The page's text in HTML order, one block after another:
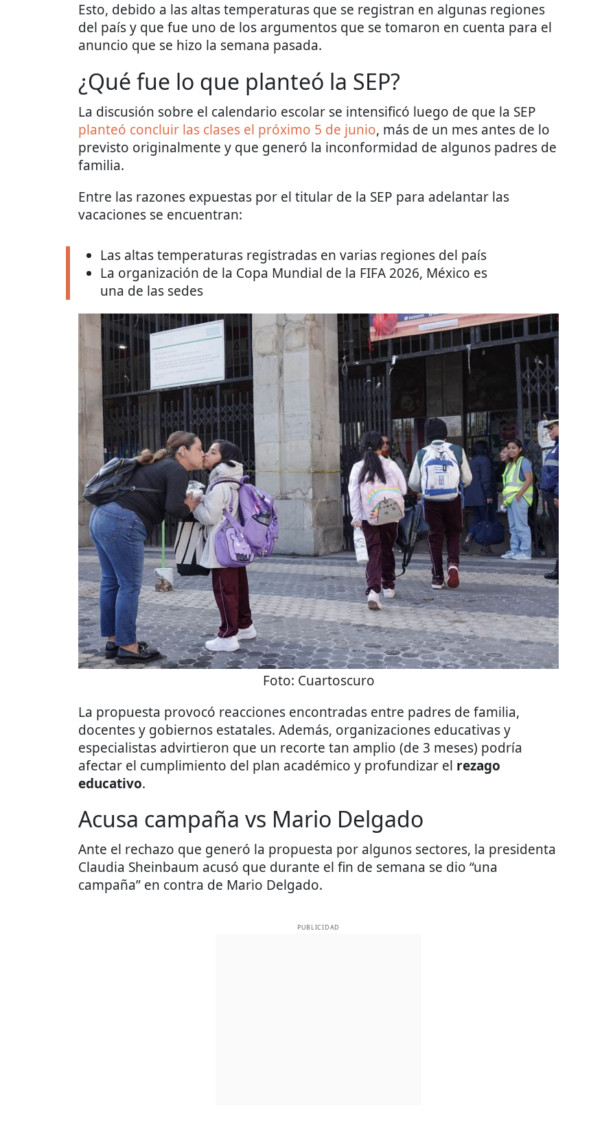
Esto, debido a las altas temperaturas que se registran en algunas regiones
del país y que fue uno de los argumentos que se tomaron en cuenta para el
anuncio que se hizo la semana pasada.
¿Qué fue lo que planteó la SEP?
La discusión sobre el calendario escolar se intensificó luego de que la SEP
planteó concluir las clases el próximo 5 de junio, más de un mes antes de lo
previsto originalmente y que generó la inconformidad de algunos padres de
familia.
Entre las razones expuestas por el titular de la SEP para adelantar las
vacaciones se encuentran:
Las altas temperaturas registradas en varias regiones del país
La organización de la Copa Mundial de la FIFA 2026, México es
una de las sedes
Foto: Cuartoscuro
La propuesta provocó reacciones encontradas entre padres de familia,
docentes y gobiernos estatales. Además, organizaciones educativas y
especialistas advirtieron que un recorte tan amplio (de 3 meses) podría
afectar el cumplimiento del plan académico y profundizar el rezago
educativo.
Acusa campaña vs Mario Delgado
Ante el rechazo que generó la propuesta por algunos sectores, la presidenta
Claudia Sheinbaum acusó que durante el fin de semana se dio “una
campaña” en contra de Mario Delgado.
PUBLICIDAD